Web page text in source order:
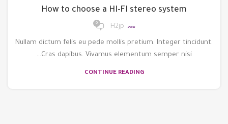
How to choose a HI-FI stereo system
H2jp
0
Nullam dictum felis eu pede mollis pretium. Integer tincidunt.
Cras dapibus. Vivamus elementum semper nisi…
CONTINUE READING